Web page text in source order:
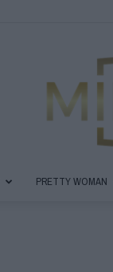
PRETTY WOMAN